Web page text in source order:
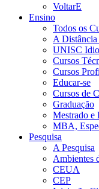
VoltarE
Ensino
Todos os
A
UNISC
Cursos
Cursos
Educar-se
Cursos de
Graduação
Mestrado e
MBA,
Pesquisa
A Pesquisa
Ambientes
CEUA
CEP